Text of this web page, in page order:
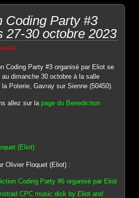
Coding Party #3
27-30 octobre 2023
Coding Party #3 organisé par Eliot se
dimanche 30 octobre à la salle
Poterie, Gavray sur Sienne (50450).
allez sur lapage du Benediction
(Eliot)
Olivier Floquet (Eliot) :
Coding Party #6 organisé par Eliot
CPC music disk by Eliot and